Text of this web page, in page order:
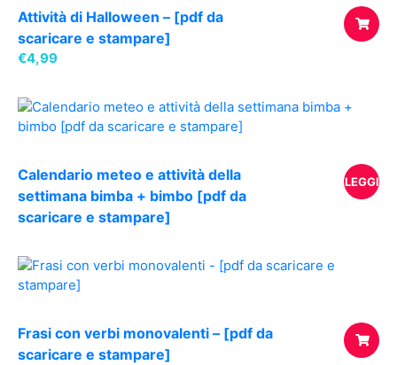
Attività di Halloween – [pdf da
scaricare e stampare]
€4,99
Calendario meteo e attività della
settimana bimba + bimbo [pdf da
scaricare e stampare]
LEGGI
Frasi con verbi monovalenti – [pdf da
scaricare e stampare]